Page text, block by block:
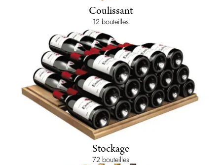
Coulissant
12 bouteilles
Stockage
72 bouteilles